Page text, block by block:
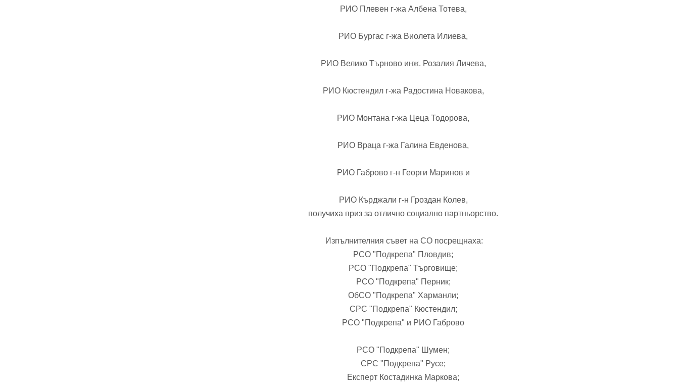
РИО Плевен г-жа Албена Тотева,
РИО Бургас г-жа Виолета Илиева,
РИО Велико Търново инж. Розалия Личева,
РИО Кюстендил г-жа Радостина Новакова,
РИО Монтана г-жа Цеца Тодорова,
РИО Враца г-жа Галина Евденова,
РИО Габрово г-н Георги Маринов и
РИО Кърджали г-н Гроздан Колев,
получиха приз за отлично социално партньорство.
Изпълнителния съвет на СО посрещнаха:
РСО "Подкрепа" Пловдив;
РСО "Подкрепа" Търговище;
РСО "Подкрепа" Перник;
ОбСО "Подкрепа" Харманли;
СРС "Подкрепа" Кюстендил;
РСО "Подкрепа" и РИО Габрово
РСО "Подкрепа" Шумен;
СРС "Подкрепа" Русе;
Експерт Костадинка Маркова;